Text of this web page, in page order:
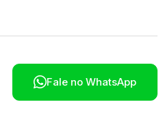
Fale no WhatsApp